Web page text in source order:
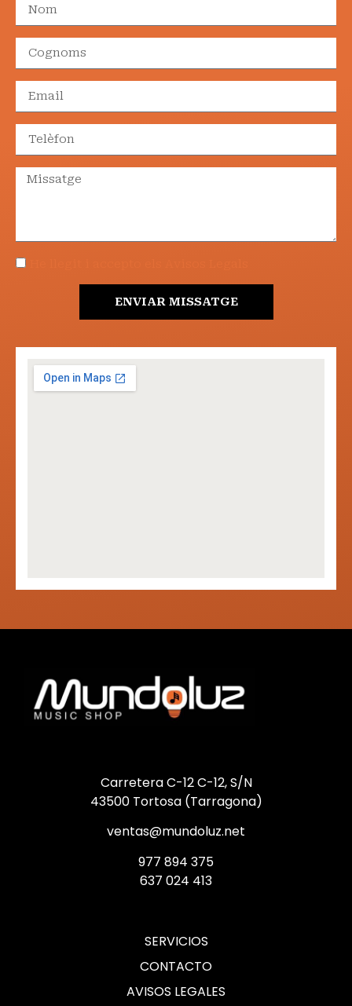
ENVIAR MISSATGE
Carretera C-12 C-12, S/N
43500 Tortosa (Tarragona)
ventas@mundoluz.net
977 894 375
637 024 413
SERVICIOS
CONTACTO
AVISOS LEGALES